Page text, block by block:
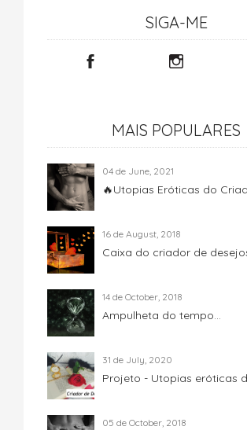
SIGA-ME
MAIS POPULARES
04 de June, 2021
🔥Utopias Eróticas do
16 de August, 2018
Caixa do criador de
14 de October, 2018
Ampulheta do tempo...
31 de July, 2020
Projeto - Utopias eróticas
05 de October, 2018